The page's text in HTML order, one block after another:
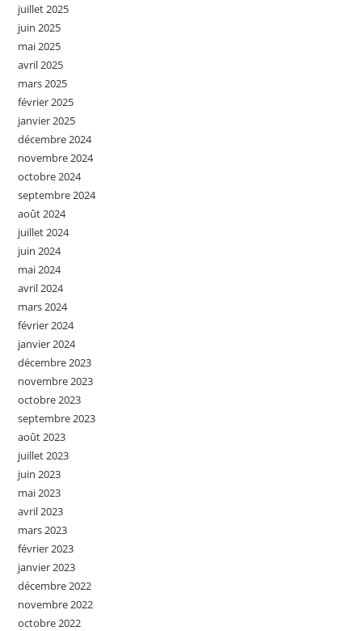
juillet 2025
juin 2025
mai 2025
avril 2025
mars 2025
février 2025
janvier 2025
décembre 2024
novembre 2024
octobre 2024
septembre 2024
août 2024
juillet 2024
juin 2024
mai 2024
avril 2024
mars 2024
février 2024
janvier 2024
décembre 2023
novembre 2023
octobre 2023
septembre 2023
août 2023
juillet 2023
juin 2023
mai 2023
avril 2023
mars 2023
février 2023
janvier 2023
décembre 2022
novembre 2022
octobre 2022